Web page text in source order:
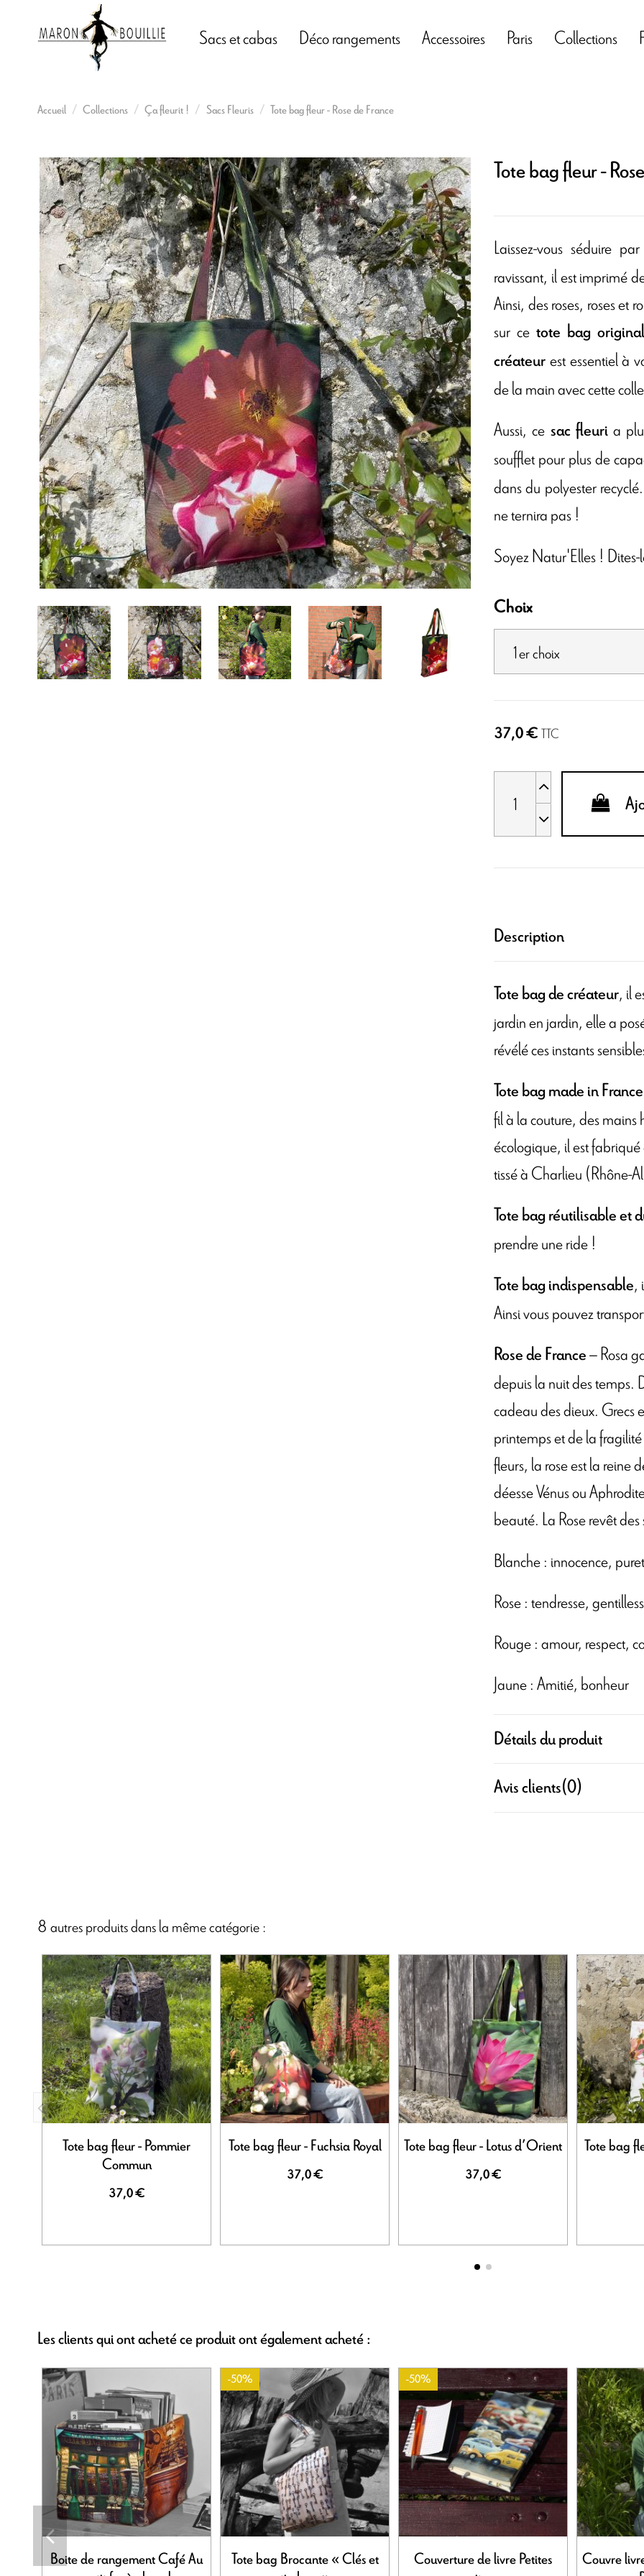
Sacs et cabas Déco rangements Accessoires Paris Collections
Accueil Collections Ça fleurit ! Sacs Fleuris Tote bag fleur - Rose de France
Tote bag fleur -
Laissez-vous séduire
ravissant, il est imprimé
Ainsi, des roses, roses et
sur ce tote bag original
créateurest essentiel à
de la main avec cette
Aussi, ce sac fleuria
soufflet pour plus de
dans du polyester
ne ternira pas !
Soyez Natur'Elles !
Choix
37,0 €TTC
Description
Tote bag de créateur, il
jardin en jardin, elle a
révélé ces instants
Tote bag made in France
fil à la couture, des
écologique, il est
tissé à Charlieu (Rhône-
Tote bag réutilisable et
prendre une ride !
Tote bag indispensable,
Ainsi vous pouvez
Rose de France– Rosa
depuis la nuit des temps.
cadeau des dieux. Grecs
printemps et de la
fleurs, la rose est la reine
déesse Vénus ou
beauté. La Rose revêt
Blanche : innocence,
Rose : tendresse,
Rouge : amour, respect,
Jaune : Amitié, bonheur
Détails du produit
Avis clients(0)
8 autres produits dans la même catégorie :
Tote bag fleur - Pommier
Commun
37,0 €
Tote bag fleur - Fuchsia Royal
37,0 €
Tote bag fleur - Lotus d’Orient
37,0 €
Tote bag
Les clients qui ont acheté ce produit ont également acheté :
Boite de rangement Café Au
-50%
Tote bag Brocante « Clés et
-50%
Couverture de livre Petites
Couvre